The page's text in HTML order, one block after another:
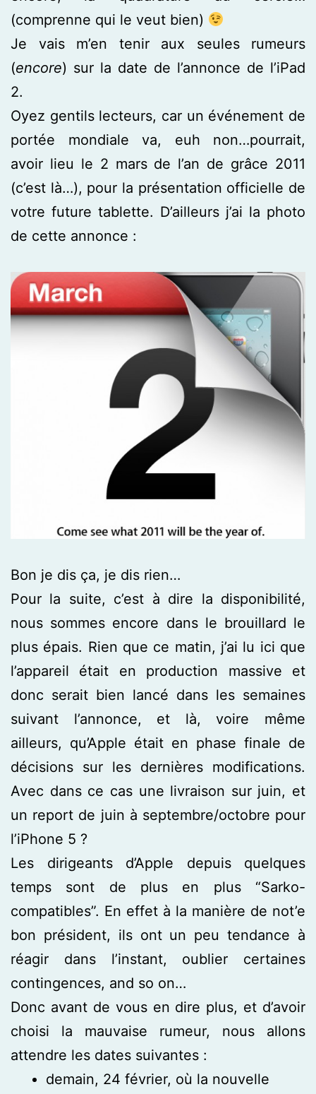
(comprenne qui le veut bien)
Je vais m’en tenir aux seules rumeurs
(encore) sur la date de l’annonce de l’iPad
2.
Oyez gentils lecteurs, car un événement de
portée mondiale va, euh non…pourrait,
avoir lieu le 2 mars de l’an de grâce 2011
(c’est là…), pour la présentation officielle de
votre future tablette. D’ailleurs j’ai la photo
de cette annonce :
Bon je dis ça, je dis rien…
Pour la suite, c’est à dire la disponibilité,
nous sommes encore dans le brouillard le
plus épais. Rien que ce matin, j’ai lu ici que
l’appareil était en production massive et
donc serait bien lancé dans les semaines
suivant l’annonce, et là, voire même
ailleurs, qu’Apple était en phase finale de
décisions sur les dernières modifications.
Avec dans ce cas une livraison sur juin, et
un report de juin à septembre/octobre pour
l’iPhone 5 ?
Les dirigeants d’Apple depuis quelques
temps sont de plus en plus “Sarko-
compatibles”. En effet à la manière de not’e
bon président, ils ont un peu tendance à
réagir dans l’instant, oublier certaines
contingences, and so on…
Donc avant de vous en dire plus, et d’avoir
choisi la mauvaise rumeur, nous allons
attendre les dates suivantes :
demain, 24 février, où la nouvelle